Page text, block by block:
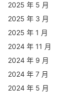
2025 年 5 月
2025 年 3 月
2025 年 1 月
2024 年 11 月
2024 年 9 月
2024 年 7 月
2024 年 5 月